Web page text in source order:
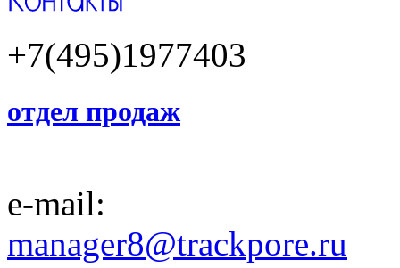
+7(495)1977403
отдел продаж
e-mail:
manager8@trackpore.ru